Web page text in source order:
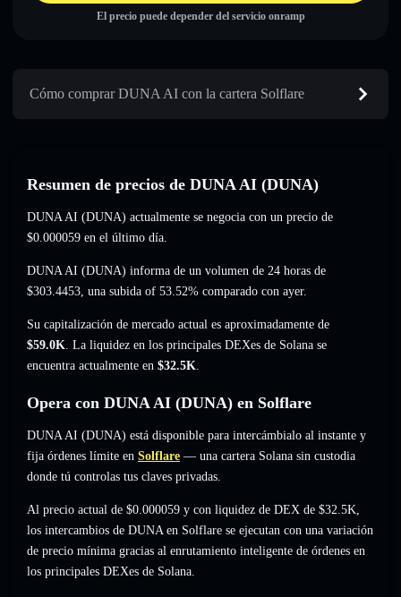
El precio puede depender del servicio onramp
Cómo comprar DUNA AI con la cartera Solflare
Resumen de precios de DUNA AI (DUNA)
DUNA AI (DUNA) actualmente se negocia con un precio de
$0.000059 en el último día.
DUNA AI (DUNA) informa de un volumen de 24 horas de
$303.4453, una subida of 53.52% comparado con ayer.
Su capitalización de mercado actual es aproximadamente de
$59.0K. La liquidez en los principales DEXes de Solana se
encuentra actualmente en $32.5K.
Opera con DUNA AI (DUNA) en Solflare
DUNA AI (DUNA) está disponible para intercámbialo al instante y
fija órdenes límite en Solflare — una cartera Solana sin custodia
donde tú controlas tus claves privadas.
Al precio actual de $0.000059 y con liquidez de DEX de $32.5K,
los intercambios de DUNA en Solflare se ejecutan con una variación
de precio mínima gracias al enrutamiento inteligente de órdenes en
los principales DEXes de Solana.